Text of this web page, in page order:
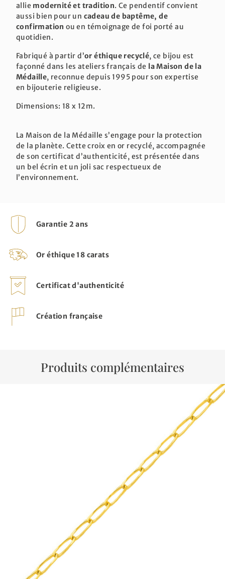
allie modernité et tradition. Ce pendentif convient
aussi bien pour un cadeau de baptême, de
confirmation ou en témoignage de foi porté au
quotidien.
Fabriqué à partir d’or éthique recyclé, ce bijou est
façonné dans les ateliers français de la Maison de la
Médaille, reconnue depuis 1995 pour son expertise
en bijouterie religieuse.
Dimensions: 18 x 12m.
La Maison de la Médaille s’engage pour la protection
de la planète. Cette croix en or recyclé, accompagnée
de son certificat d’authenticité, est présentée dans
un bel écrin et un joli sac respectueux de
l’environnement.
Garantie 2 ans
Or éthique 18 carats
Certificat d'authenticité
Création française
Produits complémentaires